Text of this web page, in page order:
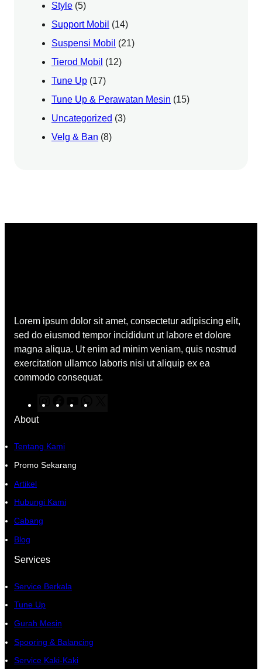
Style (5)
Support Mobil (14)
Suspensi Mobil (21)
Tierod Mobil (12)
Tune Up (17)
Tune Up & Perawatan Mesin (15)
Uncategorized (3)
Velg & Ban (8)
Lorem ipsum dolor sit amet, consectetur adipiscing elit,
sed do eiusmod tempor incididunt ut labore et dolore
magna aliqua. Ut enim ad minim veniam, quis nostrud
exercitation ullamco laboris nisi ut aliquip ex ea
commodo consequat.
t
g
a
o
k
About
Tentang Kami
Promo Sekarang
Artikel
Hubungi Kami
Cabang
Blog
Services
Service Berkala
Tune Up
Gurah Mesin
Spooring & Balancing
Service Kaki-Kaki